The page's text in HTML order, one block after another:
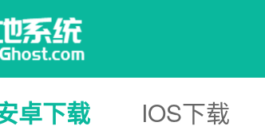
卓下载 IOS下载